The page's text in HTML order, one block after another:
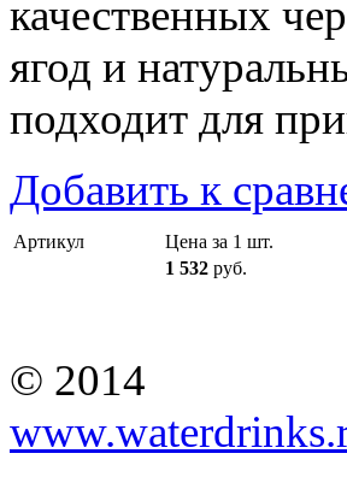
качественных
ягод и
подходит для
Добавить к
Артикул Цена за 1 шт.
1 532 руб.
© 2014